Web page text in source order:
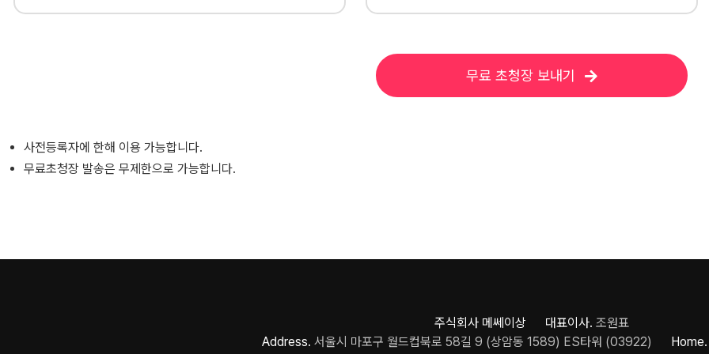
무료 초청장 보내기
사전등록자에 한해 이용 가능합니다.
무료초청장 발송은 무제한으로 가능합니다.
주식회사 메쎄이상 대표이사. 조원표
Address. 서울시 마포구 월드컵북로 58길 9 (상암동 1589) ES타워 (03922) Home.